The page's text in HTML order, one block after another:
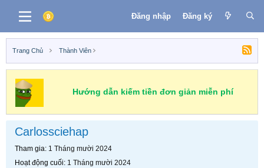
Đăng nhập Đăng ký
Trang Chủ Thành Viên
Hướng dẫn kiếm tiền đơn giản miễn phí
Carlossciehap
Tham gia 1 Tháng mười 2024
Hoạt động cuối 1 Tháng mười 2024